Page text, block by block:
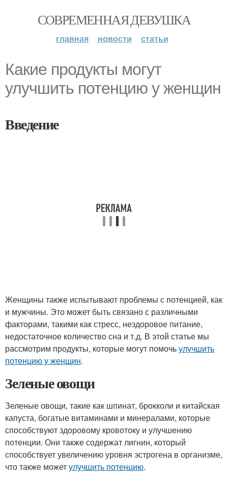
СОВРЕМЕННАЯ ДЕВУШКА
главная новости статьи
Какие продукты могут
улучшить потенцию у женщин
Введение
Женщины также испытывают проблемы с потенцией, как
и мужчины. Это может быть связано с различными
факторами, такими как стресс, нездоровое питание,
недостаточное количество сна и т.д. В этой статье мы
рассмотрим продукты, которые могут помочьулучшить
потенцию у женщин.
Зеленые овощи
Зеленые овощи, такие как шпинат, брокколи и китайская
капуста, богатые витаминами и минералами, которые
способствуют здоровому кровотоку и улучшению
потенции. Они также содержат лигнин, который
способствует увеличению уровня эстрогена в организме,
что также можетулучшить потенцию.